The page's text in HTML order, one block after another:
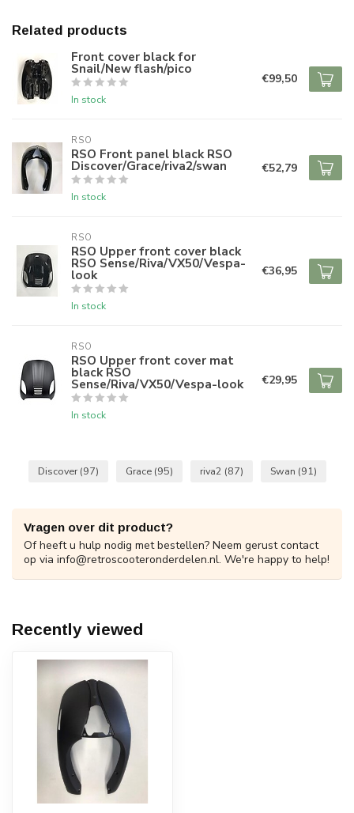
Related products
Front cover black for
Snail/New flash/pico
In stock
€99,50
RSO
RSO Front panel black RSO
Discover/Grace/riva2/swan
In stock
€52,79
RSO
RSO Upper front cover black
RSO Sense/Riva/VX50/Vespa-
look
In stock
€36,95
RSO
RSO Upper front cover mat
black RSO
Sense/Riva/VX50/Vespa-look
In stock
€29,95
Discover (97) Grace (95) riva2 (87) Swan (91)
Vragen over dit product?
Of heeft u hulp nodig met bestellen? Neem gerust contact
op via info@retroscooteronderdelen.nl. We're happy to help!
Recently viewed